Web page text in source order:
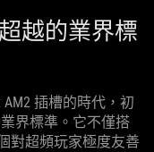
超越的業界標
插槽的時代，初
業界標準。它不僅搭
對超頻玩家極度友善